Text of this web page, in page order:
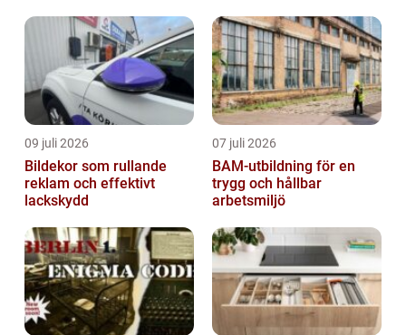
09 juli 2026
Bildekor som rullande
reklam och effektivt
lackskydd
07 juli 2026
BAM-utbildning för en
trygg och hållbar
arbetsmiljö